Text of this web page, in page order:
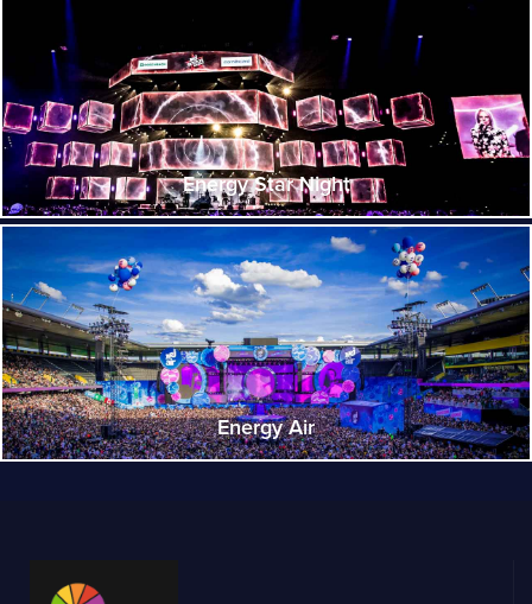
Energy Star Night
Energy Air